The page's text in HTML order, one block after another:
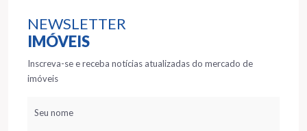
NEWSLETTER
IMÓVEIS
Inscreva-se e receba notícias atualizadas do mercado de
imóveis